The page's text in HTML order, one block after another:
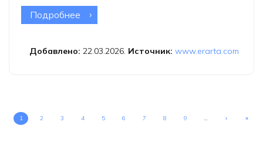
Подробнее о Выставка фотографа Rosemary
Добавлено: 22.03.2026. Источник: www.erarta.com
1 2 3 4 5 6 7 8 9 … › »